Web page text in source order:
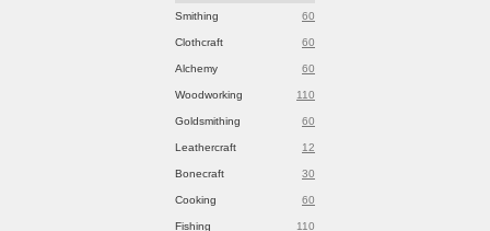
Smithing 60
Clothcraft 60
Alchemy 60
Woodworking 110
Goldsmithing 60
Leathercraft 12
Bonecraft 30
Cooking 60
Fishing 110